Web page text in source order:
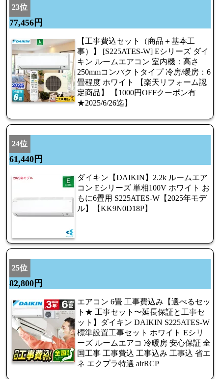
23位
77,456円
【工事費込セット（商品＋基本工
事）】 [S225ATES-W] Eシリーズ ダイ
キン ルームエアコン 室内機：高さ
250mmコンパクトタイプ 冷房/暖房：6
畳程度 ホワイト 【楽天リフォーム認
定商品】 【1000円OFFクーポン有
★2025/6/26迄】
24位
61,440円
ダイキン【DAIKIN】2.2k ルームエア
コン Eシリーズ 単相100V ホワイト お
もに6畳用 S225ATES-W【2025年モデ
ル】【KK9N0D18P】
25位
82,800円
エアコン 6畳 工事費込み【選べるセッ
ト★ 工事セット〜延長保証と工事セ
ット】ダイキン DAIKIN S225ATES-W
標準設置工事セット ホワイト Eシリ
ーズ ルームエアコ 冷暖房 安心保証 全
国工事 工事費込 工事込み 工事込 省エ
ネ エクプラ特選 airRCP